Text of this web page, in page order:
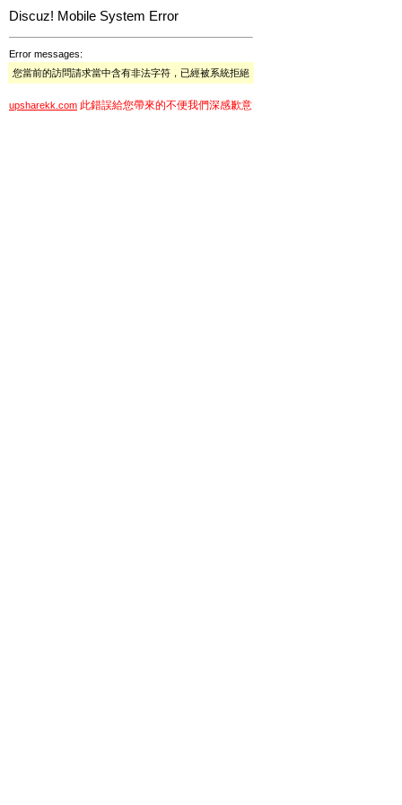
Discuz! Mobile System Error
Error messages:
您當前的訪問請求當中含有非法字符，已經被系統拒絕
upsharekk.com 此錯誤給您帶來的不便我們深感歉意